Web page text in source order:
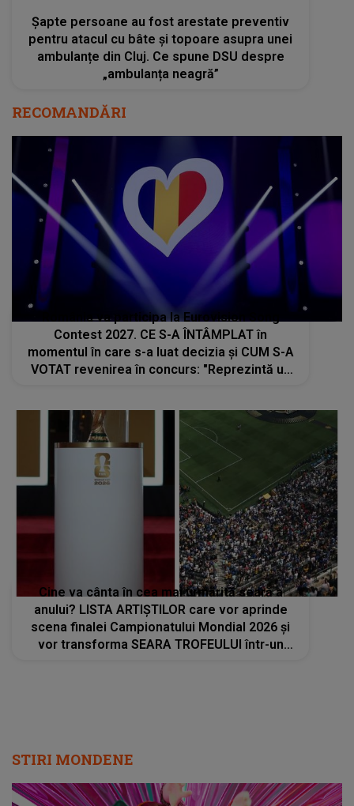
Șapte persoane au fost arestate preventiv
pentru atacul cu bâte și topoare asupra unei
ambulanțe din Cluj. Ce spune DSU despre
„ambulanța neagră”
RECOMANDĂRI
România va participa la Eurovision Song
Contest 2027. CE S-A ÎNTÂMPLAT în
momentul în care s-a luat decizia și CUM S-A
VOTAT revenirea în concurs: "Reprezintă un
Cine va cânta în cea mai urmărită seară a
anului? LISTA ARTIȘTILOR care vor aprinde
scena finalei Campionatului Mondial 2026 și
vor transforma SEARA TROFEULUI într-un
STIRI MONDENE